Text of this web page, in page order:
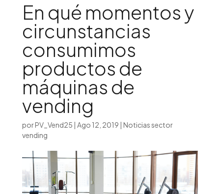
En qué momentos y
circunstancias
consumimos
productos de
máquinas de
vending
porPV_Vend25 | Ago 12, 2019 | Noticias sector
vending